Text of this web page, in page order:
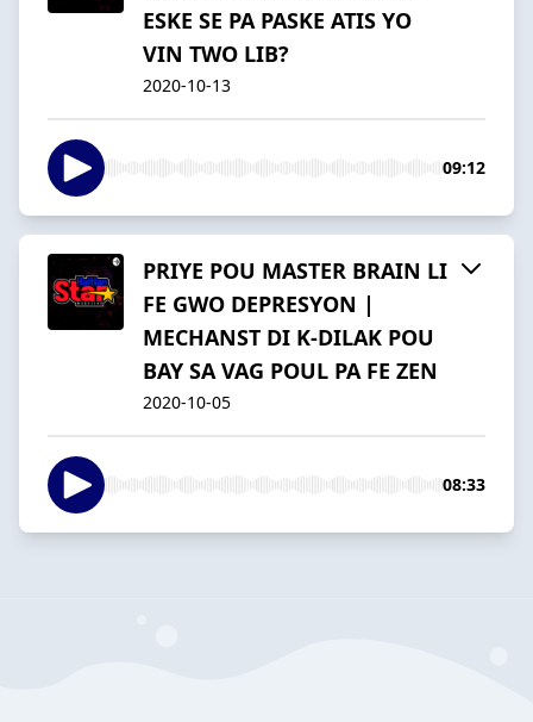
ESKE SE PA PASKE ATIS YO
VIN TWO LIB?
2020-10-13
09:12
PRIYE POU MASTER BRAIN LI
FE GWO DEPRESYON |
MECHANST DI K-DILAK POU
BAY SA VAG POUL PA FE ZEN
2020-10-05
08:33